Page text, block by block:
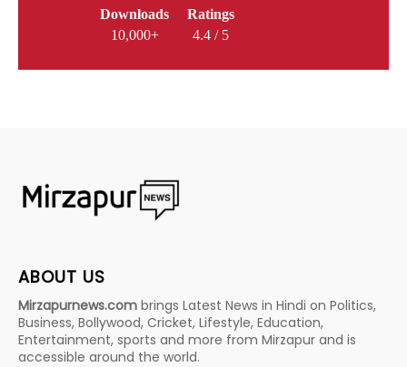
Downloads
10,000+
Ratings
4.4 / 5
ABOUT US
Mirzapurnews.com brings Latest News in Hindi on Politics,
Business, Bollywood, Cricket, Lifestyle, Education,
Entertainment, sports and more from Mirzapur and is
accessible around the world.